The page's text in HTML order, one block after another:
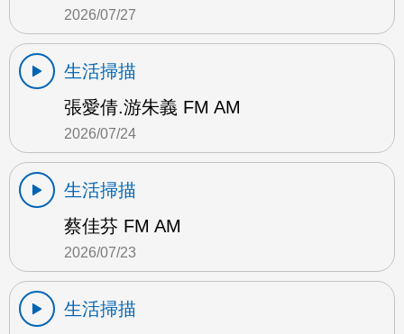
2026/07/27
生活掃描
張愛倩.游朱義 FM AM
2026/07/24
生活掃描
蔡佳芬 FM AM
2026/07/23
生活掃描